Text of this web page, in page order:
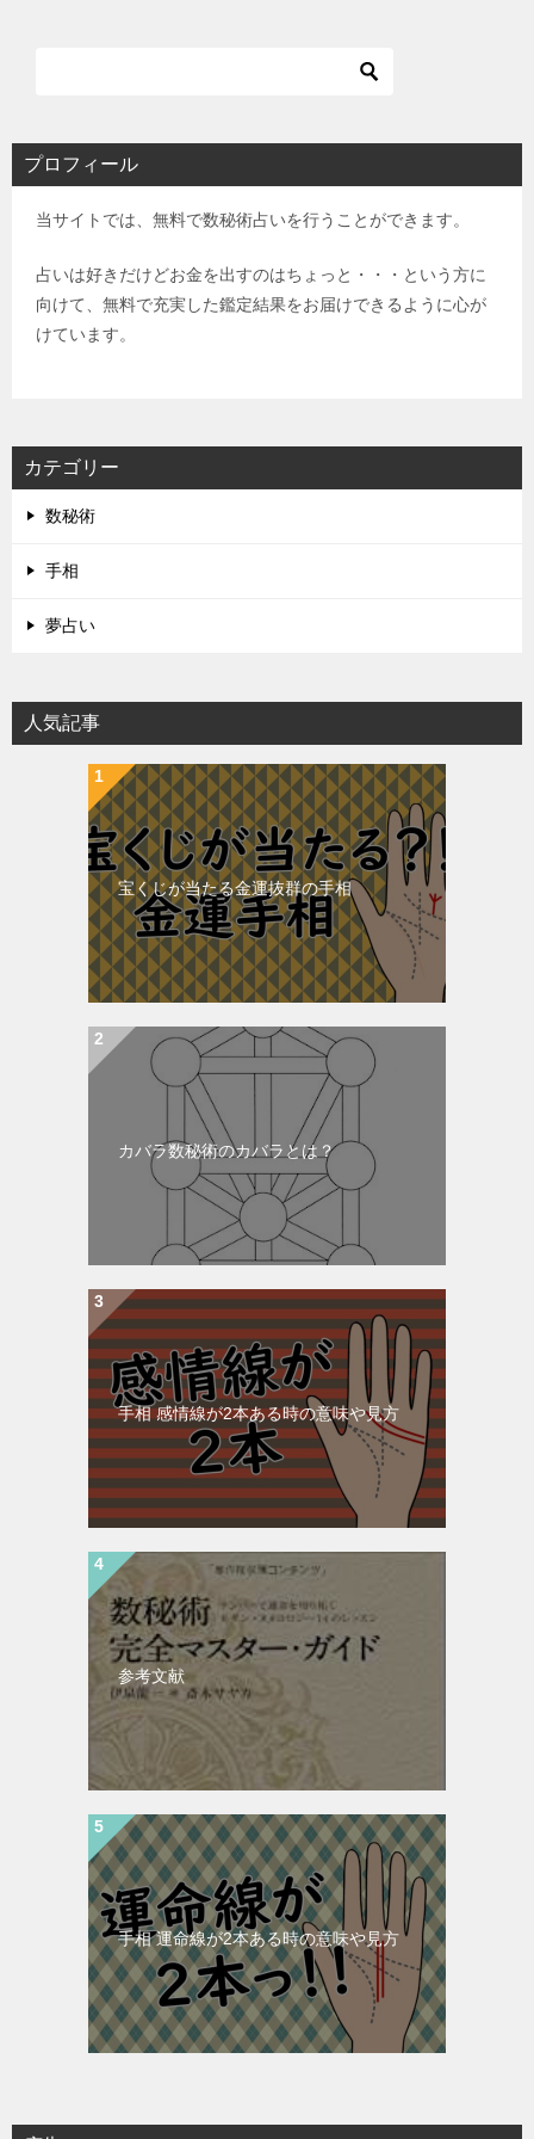
プロフィール
当サイトでは、無料で数秘術占いを行うことができます。
占いは好きだけどお金を出すのはちょっと・・・という方に
向けて、無料で充実した鑑定結果をお届けできるように心が
けています。
カテゴリー
数秘術
手相
夢占い
人気記事
宝くじが当たる金運抜群の手相
カバラ数秘術のカバラとは？
手相 感情線が2本ある時の意味や見方
参考文献
手相 運命線が2本ある時の意味や見方